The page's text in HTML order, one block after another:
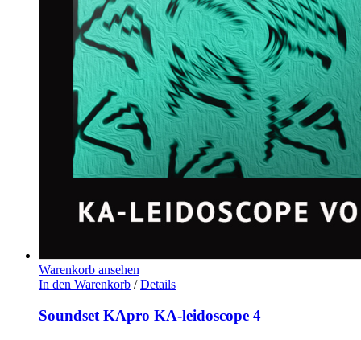
Warenkorb ansehen
In den Warenkorb / Details
Soundset KApro KA-leidoscope 4